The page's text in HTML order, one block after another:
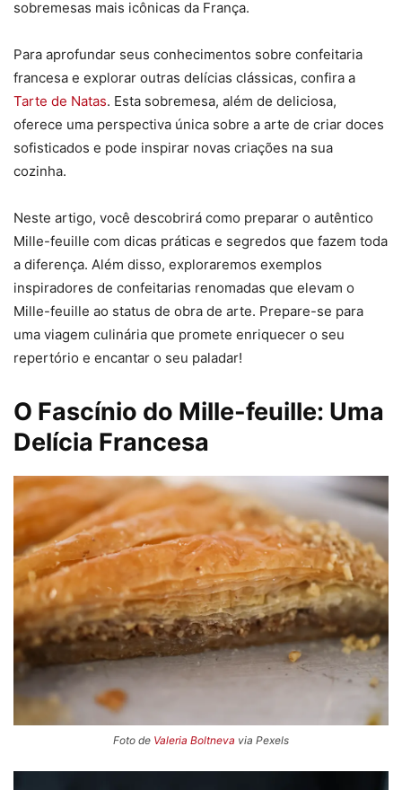
sobremesas mais icônicas da França.
Para aprofundar seus conhecimentos sobre confeitaria
francesa e explorar outras delícias clássicas, confira a
Tarte de Natas. Esta sobremesa, além de deliciosa,
oferece uma perspectiva única sobre a arte de criar doces
sofisticados e pode inspirar novas criações na sua
cozinha.
Neste artigo, você descobrirá como preparar o autêntico
Mille-feuille com dicas práticas e segredos que fazem toda
a diferença. Além disso, exploraremos exemplos
inspiradores de confeitarias renomadas que elevam o
Mille-feuille ao status de obra de arte. Prepare-se para
uma viagem culinária que promete enriquecer o seu
repertório e encantar o seu paladar!
O Fascínio do Mille-feuille: Uma
Delícia Francesa
Foto de Valeria Boltneva via Pexels